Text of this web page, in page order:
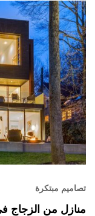
تصاميم مبتكرة
منازل من الزجاج